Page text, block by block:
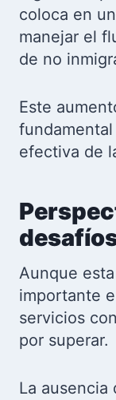
coloca en
manejar el
de no
Este
efectiva de
Aunque
importante
servicios
por superar.
La ausencia